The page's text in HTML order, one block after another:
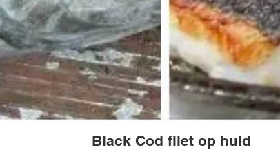
Snel overzicht
Black Cod filet op huid